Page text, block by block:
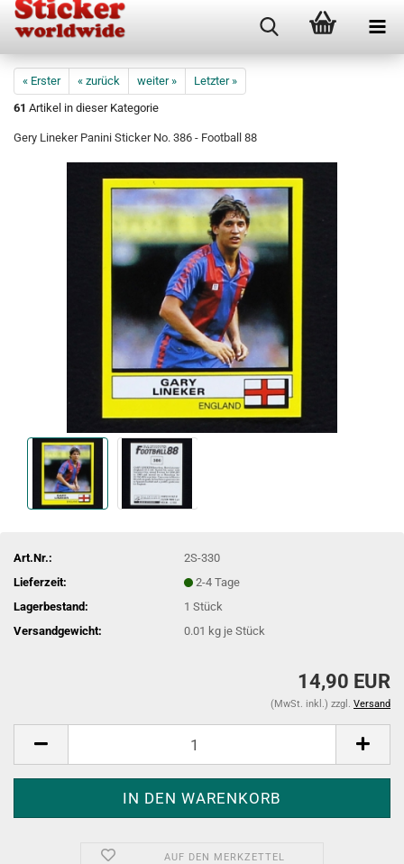
« Erster « zurück weiter »
Letzter »
61 Artikel in dieser Kategorie
Gery Lineker Panini Sticker No. 386 - Football 88
Art.Nr.:
2S-330
Lieferzeit:
2-4 Tage
Lagerbestand:
1Stück
Versandgewicht:
0.01 kg je Stück
14,90 EUR
(MwSt. inkl.) zzgl. Versand
AUF DEN MERKZETTEL